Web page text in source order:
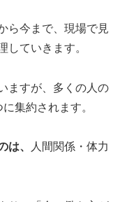
ら今まで、現場で見
していきます。
ますが、多くの人の
集約されます。
は、
人間関係・体力